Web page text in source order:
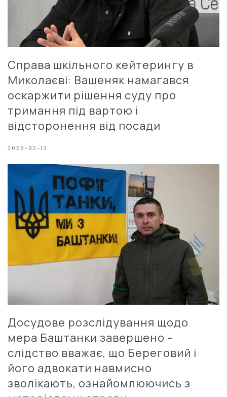
Справа шкільного кейтерингу в
Миколаєві: Вашеняк намагався
оскаржити рішення суду про
тримання під вартою і
відсторонення від посади
2026-02-12
Досудове розслідування щодо
мера Баштанки завершено –
слідство вважає, що Береговий і
його адвокати навмисно
зволікають, ознайомлюючись з